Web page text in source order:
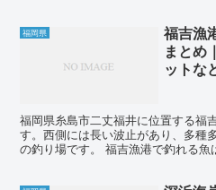
福岡県
福吉漁
まとめ
ットな
福岡県糸島市二丈福井に位置する福
す。西側には長い波止があり、多種
の釣り場です。 福吉漁港で釣れる